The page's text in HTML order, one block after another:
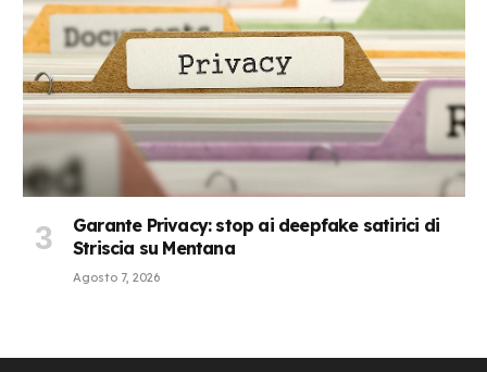
Garante Privacy: stop ai deepfake satirici di
Striscia su Mentana
Agosto 7, 2026